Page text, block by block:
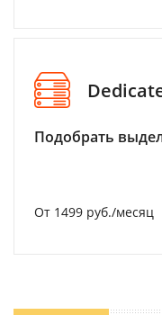
Подобрать
От 1499 руб./месяц